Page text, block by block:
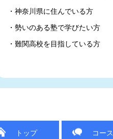
・神奈川県に住んでいる方
・勢いのある塾で学びたい方
・難関高校を目指している方
トップ コース